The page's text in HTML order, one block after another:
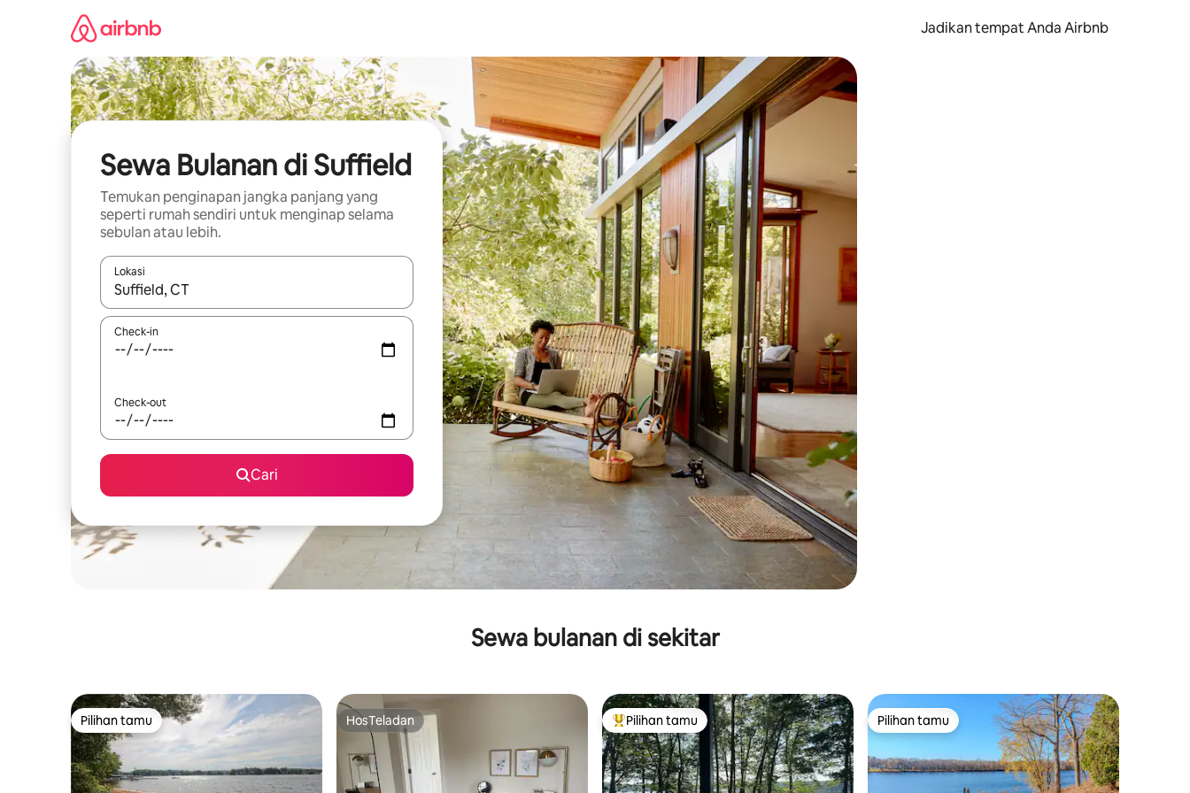
Jadikan tempat Anda Airbnb
Sewa Bulanan di Suffield
Temukan penginapan jangka panjang yang
seperti rumah sendiri untuk menginap selama
sebulan atau lebih.
Lokasi
Jika hasil yang dicari tersedia, telusuri dengan tombol panah ke atas dan ke bawah atau jelajahi dengan sentuhan atau gerakan menggeser.
Check-in
Check-out
Cari
Sewa bulanan di sekitar
Pilihan tamu
Pilihan tamu HosTeladan
HosTeladan Pilihan tamu terpopuler
Pilihan tamu Pilihan tamu
Pilihan tamu